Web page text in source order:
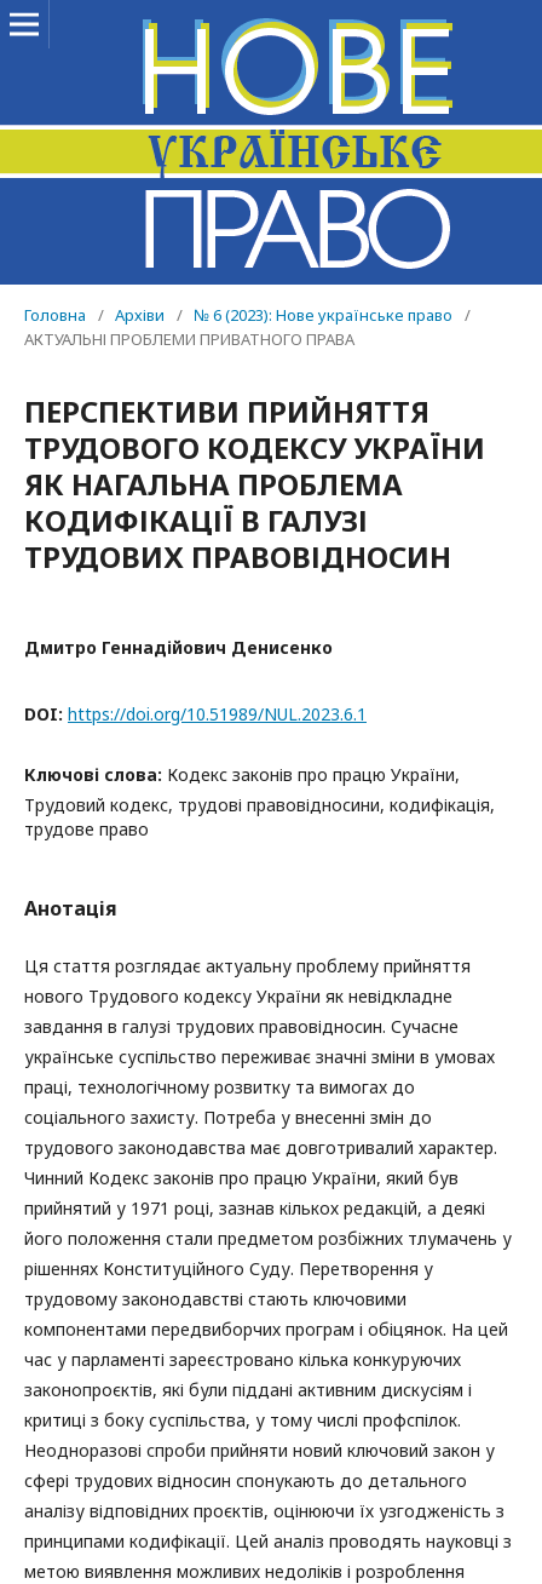
Головна / Архіви / № 6 (2023): Нове українське право
/
АКТУАЛЬНІ ПРОБЛЕМИ ПРИВАТНОГО ПРАВА
ПЕРСПЕКТИВИ ПРИЙНЯТТЯ
ТРУДОВОГО КОДЕКСУ УКРАЇНИ
ЯК НАГАЛЬНА ПРОБЛЕМА
КОДИФІКАЦІЇ В ГАЛУЗІ
ТРУДОВИХ ПРАВОВІДНОСИН
Дмитро Геннадійович Денисенко
DOI: https://doi.org/10.51989/NUL.2023.6.1
Ключові слова: Кодекс законів про працю України,
Трудовий кодекс, трудові правовідносини, кодифікація,
трудове право
Анотація
Ця стаття розглядає актуальну проблему прийняття
нового Трудового кодексу України як невідкладне
завдання в галузі трудових правовідносин. Сучасне
українське суспільство переживає значні зміни в умовах
праці, технологічному розвитку та вимогах до
соціального захисту. Потреба у внесенні змін до
трудового законодавства має довготривалий характер.
Чинний Кодекс законів про працю України, який був
прийнятий у 1971 році, зазнав кількох редакцій, а деякі
його положення стали предметом розбіжних тлумачень у
рішеннях Конституційного Суду. Перетворення у
трудовому законодавстві стають ключовими
компонентами передвиборчих програм і обіцянок. На цей
час у парламенті зареєстровано кілька конкуруючих
законопроєктів, які були піддані активним дискусіям і
критиці з боку суспільства, у тому числі профспілок.
Неодноразові спроби прийняти новий ключовий закон у
сфері трудових відносин спонукають до детального
аналізу відповідних проєктів, оцінюючи їх узгодженість з
принципами кодифікації. Цей аналіз проводять науковці з
метою виявлення можливих недоліків і розроблення